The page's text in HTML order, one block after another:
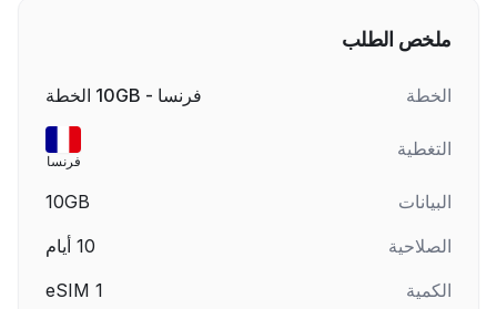
ملخص الطلب
الخطة فرنسا - 10GB الخطة
التغطية
فرنسا
البيانات
10GB
الصلاحية
10 أيام
الكمية
1